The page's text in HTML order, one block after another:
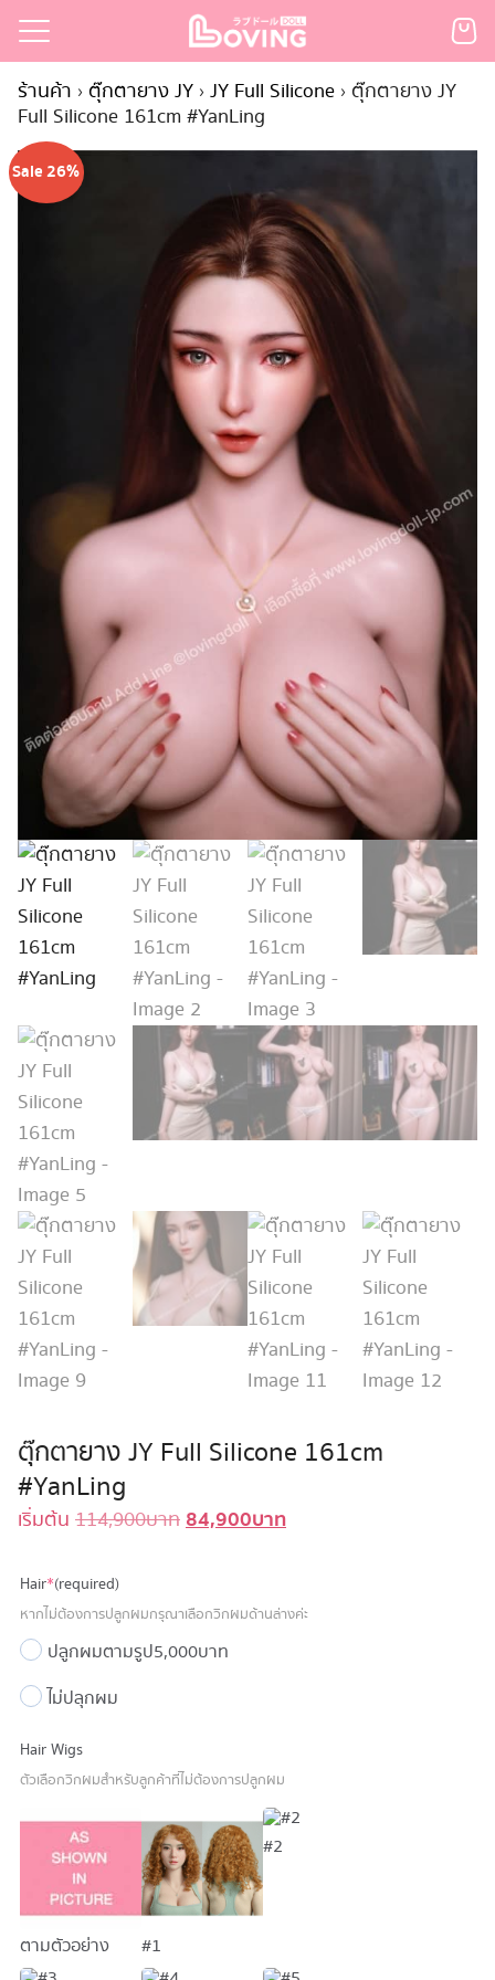
Skip
content
ก
for:
ร้านค้า › ตุ๊กตายาง JY › JY Full Silicone › ตุ๊กตายาง JY
Full Silicone 161cm #YanLing
Sale 26%
ตุ๊กตายาง JY Full Silicone 161cm
#YanLing
เริ่มต้น 114,900บาท Original
114,900 บาท.
84,900บาทCurrent
84,900 บาท.
Hair*(required)
หากไม่ต้องการปลูกผมกรุณาเลือกวิกผมด้านล่างค่ะ
ปลูกผมตามรูป5,000 บาท
ไม่ปลุกผม
Hair Wigs
ตัวเลือกวิกผมสำหรับลูกค้าที่ไม่ต้องการปลูกผม
ตามตัวอย่าง #1
#2